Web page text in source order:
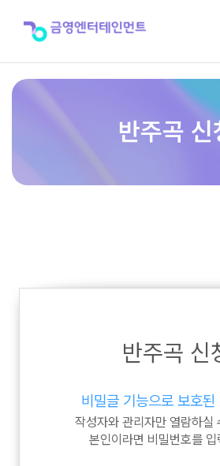
반주곡 신
반주곡 신
비밀글 기능으로 보호된
작성자와 관리자만 열람하실
본인이라면 비밀번호를 입